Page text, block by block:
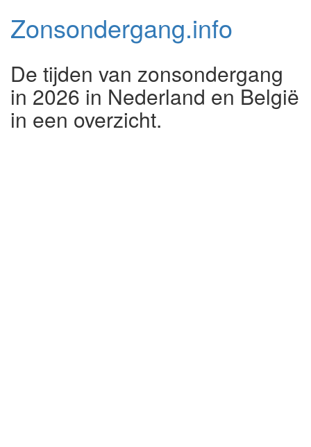
Zonsondergang.info
De tijden van zonsondergang
in 2026 in Nederland en België
in een overzicht.